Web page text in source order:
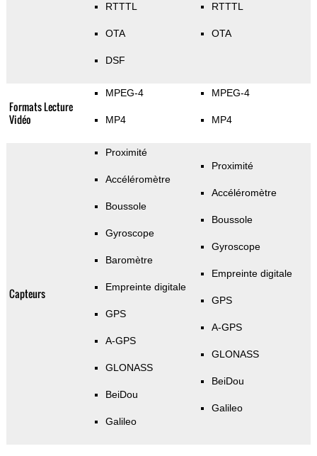
RTTTL
OTA
DSF
RTTTL
OTA
Formats Lecture
Vidéo
MPEG-4
MP4
MPEG-4
MP4
Capteurs
Proximité
Accéléromètre
Boussole
Gyroscope
Baromètre
Empreinte digitale
GPS
A-GPS
GLONASS
BeiDou
Galileo
Proximité
Accéléromètre
Boussole
Gyroscope
Empreinte digitale
GPS
A-GPS
GLONASS
BeiDou
Galileo